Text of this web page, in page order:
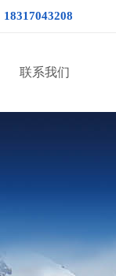
18317043208
联系我们